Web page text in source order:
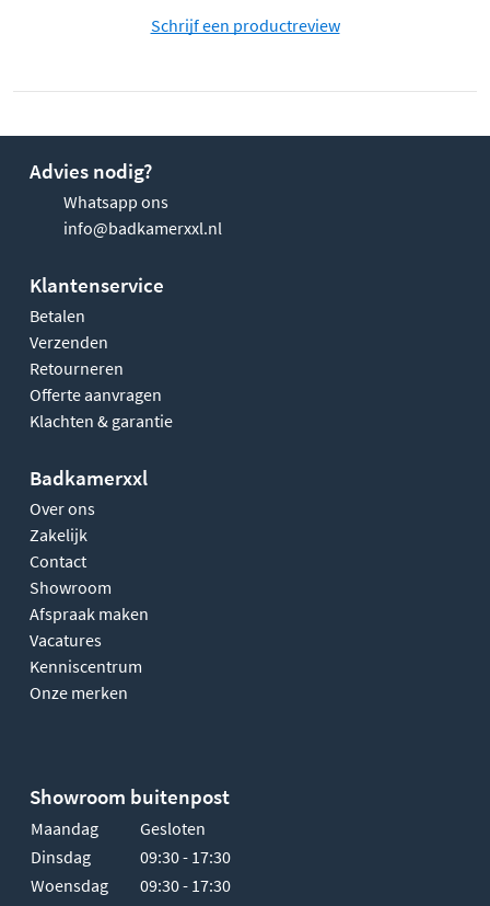
Schrijf een productreview
Advies nodig?
Whatsapp ons
info@badkamerxxl.nl
Klantenservice
Betalen
Verzenden
Retourneren
Offerte aanvragen
Klachten & garantie
Badkamerxxl
Over ons
Zakelijk
Contact
Showroom
Afspraak maken
Vacatures
Kenniscentrum
Onze merken
Showroom buitenpost
Maandag
Gesloten
Dinsdag
09:30 - 17:30
Woensdag
09:30 - 17:30